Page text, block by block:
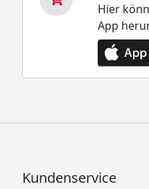
Hier
App
Kundenservice